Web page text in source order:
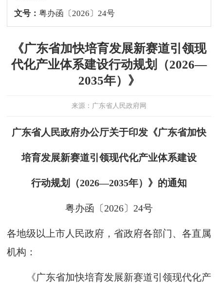
文号： 粤办函〔2026〕24号
《广东省加快培育发展新赛道引领现
代化产业体系建设行动规划（2026—
2035年）》
来源：广东省人民政府网
广东省人民政府办公厅关于印发《广东省加快
培育发展新赛道引领现代化产业体系建设
行动规划（2026—2035年）》的通知
粤办函〔2026〕24号
各地级以上市人民政府，省政府各部门、各直属
机构：
《广东省加快培育发展新赛道引领现代化产